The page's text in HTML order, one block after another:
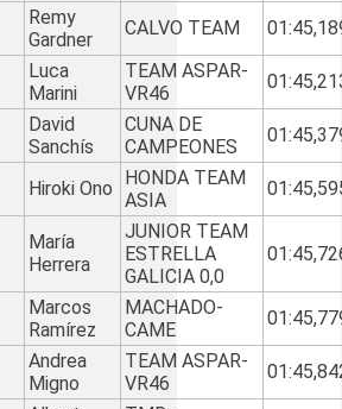
Remy
Gardner
CALVO TEAM
Luca
Marini
TEAM ASPAR-
VR46
David
Sanchís
CUNA DE
CAMPEONES
Hiroki Ono
HONDA TEAM
ASIA
María
Herrera
JUNIOR TEAM
ESTRELLA
GALICIA 0,0
Marcos
Ramírez
MACHADO-
CAME
Andrea
Migno
TEAM ASPAR-
VR46